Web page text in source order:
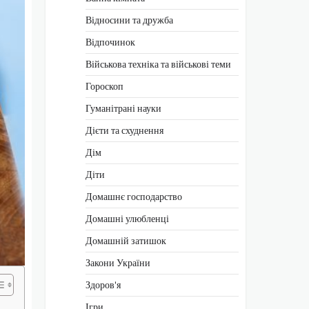
Відносини та дружба
Відпочинок
Військова техніка та військові теми
Гороскоп
Гуманітрані науки
Дієти та схуднення
Дім
Діти
Домашнє господарство
Домашні улюбленці
Домашній затишок
Закони України
Здоров'я